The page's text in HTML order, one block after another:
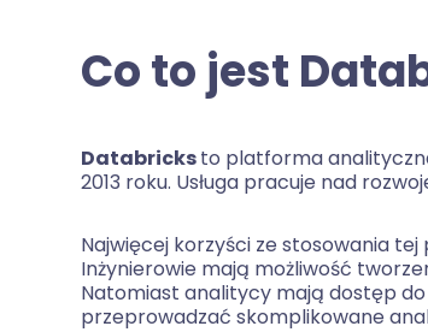
Co to jest
Databricksto platforma
2013 roku. Usługa pracuje nad
Najwięcej korzyści ze stosowania
Inżynierowie mają możliwość
Natomiast analitycy mają dostęp
przeprowadzać skomplikowane